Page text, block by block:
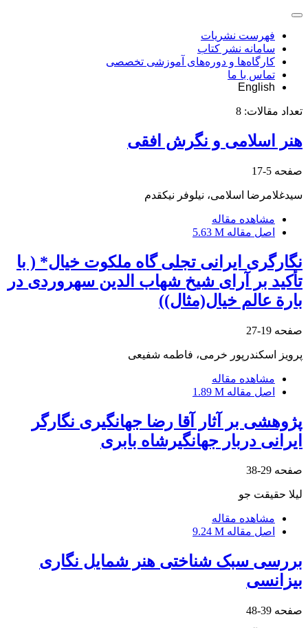
فهرست نشریات
سامانه نشر کتاب
کارگاه‌ها و دوره‌های آموزشی تخصصی
تماس با ما
English
تعداد مقالات: 8
هنر اسلامی و نگرش افقی
صفحه 5-17
سیدغلامرضا اسلامی، نیلوفر نیکقدم
مشاهده مقاله
اصل مقاله 5.63 M
نگارگری ایرانی تجلی گاه ملکوت خیال* ( با
تأکید بر آرای شیخ شهاب الدین سهروردی در
بارة عالم خیال(مثال))
صفحه 19-27
پرویز اسکندرپور خرمی، فاطمه شفیعی
مشاهده مقاله
اصل مقاله 1.89 M
پژوهشی بر آثار آقا رضا جهانگیری نگارگر
ایرانی دربار جهانگیرشاه بابری
صفحه 29-38
لیلا حقیقت جو
مشاهده مقاله
اصل مقاله 9.24 M
بررسی سبک شناختی هنر شمایل نگاری
بیزانسی
صفحه 39-48